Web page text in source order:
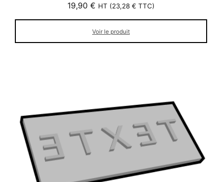
19,90 € HT (23,28 € TTC)
Voir le produit